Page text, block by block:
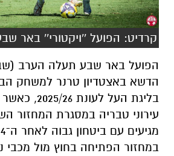
קרדיט: הפועל ''ויקטורי'' באר
הדשא באצטדיון טרנר למשחק
בליגת העל
עירוני טבריה במסגרת המחזור
במחזור הפתיחה בחוץ מול מכבי